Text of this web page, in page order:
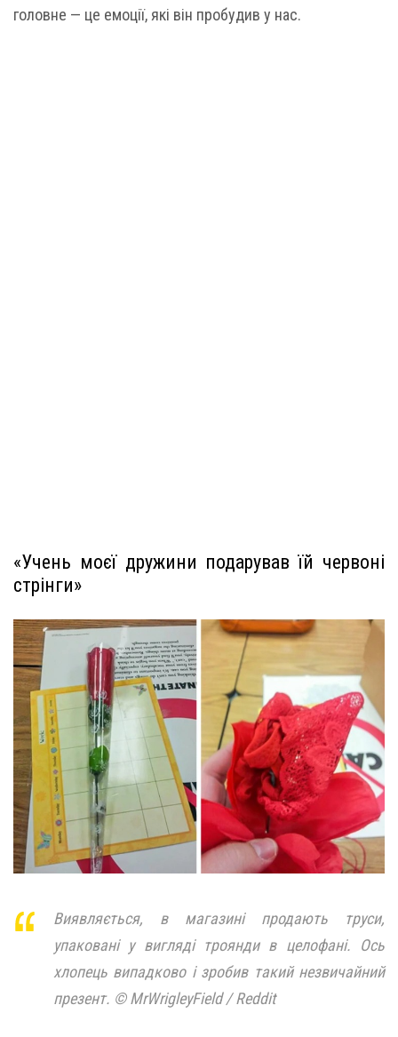
головне — це емоції, які він пробудив у нас.
«Учень моєї дружини подарував їй червоні
стрінги»
Виявляється, в магазині продають труси,
упаковані у вигляді троянди в целофані. Ось
хлопець випадково і зробив такий незвичайний
презент. © MrWrigleyField / Reddit